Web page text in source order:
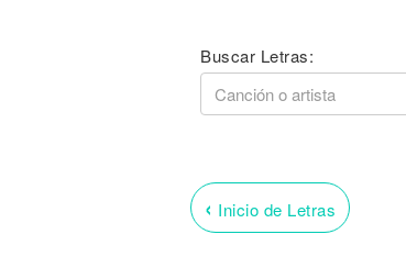
Buscar Letras:
‹ Inicio de Letras